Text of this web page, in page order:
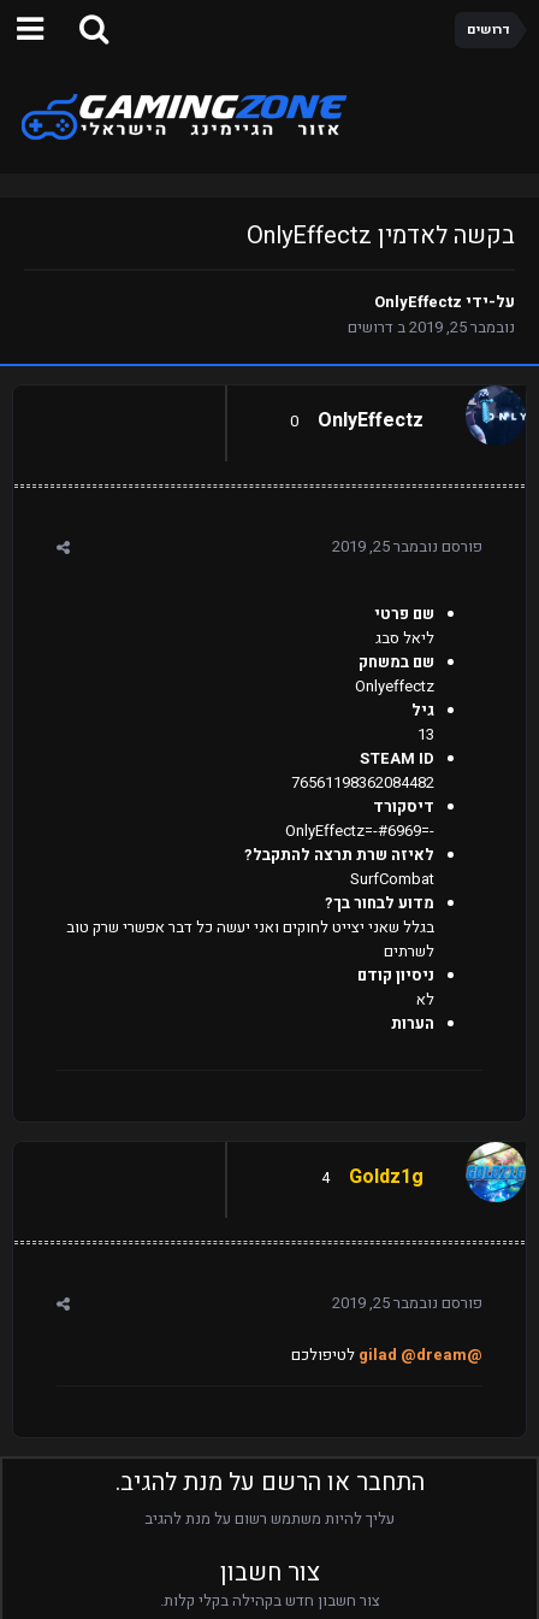
דרושים
בקשה לאדמין OnlyEffectz
על-ידי OnlyEffectz
נובמבר 25, 2019
בדרושים
OnlyEffectz
0
פורסם נובמבר 25, 2019
שם פרטי
ליאל סבג
שם במשחק
Onlyeffectz
גיל
13
STEAM ID
76561198362084482
דיסקורד
-=OnlyEffectz=-#6969
לאיזה שרת תרצה להתקבל?
SurfCombat
מדוע לבחור בך?
בגלל שאני יצייט לחוקים ואני יעשה כל דבר אפשרי שרק טוב
לשרתים
ניסיון קודם
לא
הערות
Goldz1g
4
פורסם נובמבר 25, 2019
@gilad
@dream לטיפולכם
התחבר או הרשם על מנת להגיב.
עליך להיות משתמש רשום על מנת להגיב
צור חשבון
צור חשבון חדש בקהילה בקלי קלות.